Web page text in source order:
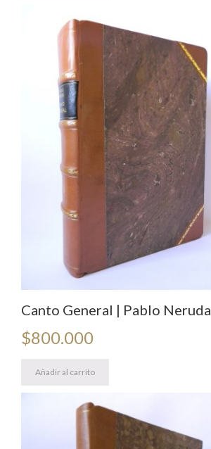
Canto General | Pablo Neruda
$800.000
Añadir al carrito